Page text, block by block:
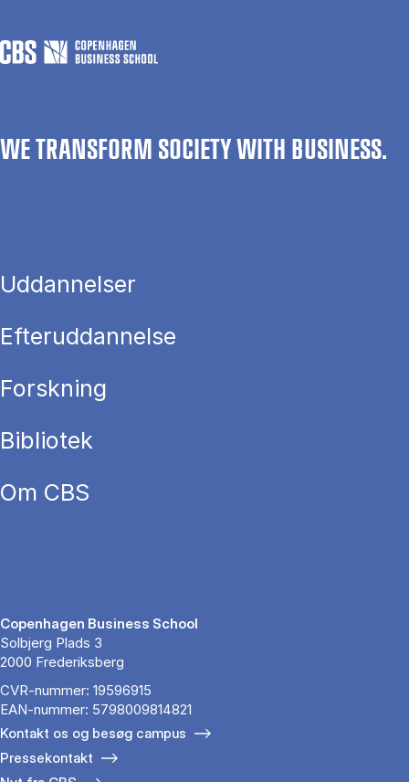
WE TRANSFORM SOCIETY WITH BUSINESS.
Uddannelser
Efteruddannelse
Forskning
Bibliotek
Om CBS
Copenhagen Business School
Solbjerg Plads 3
2000 Frederiksberg
CVR-nummer: 19596915
EAN-nummer: 5798009814821
Kontakt os og besøg campus
Pressekontakt